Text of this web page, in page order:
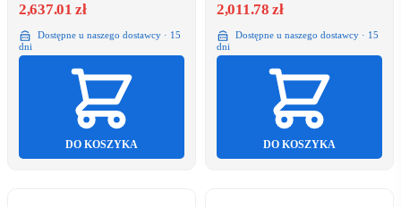
2 TB
2,637.01 zł
Dostępne u naszego dostawcy · 15
dni
DO KOSZYKA
500 GB
2,011.78 zł
Dostępne u naszego dostawcy · 15
dni
DO KOSZYKA